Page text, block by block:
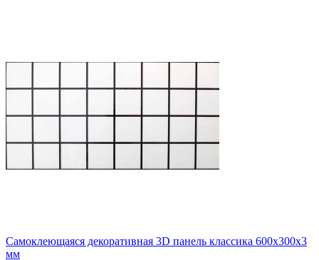
Самоклеющаяся декоративная 3D панель классика 600x300x3
мм